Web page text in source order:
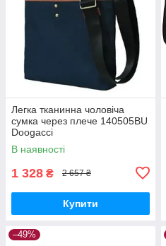
Легка тканинна чоловіча
сумка через плече 140505BU
Doogacci
В наявності
1 328 ₴ 2 657 ₴
Купити
–49%